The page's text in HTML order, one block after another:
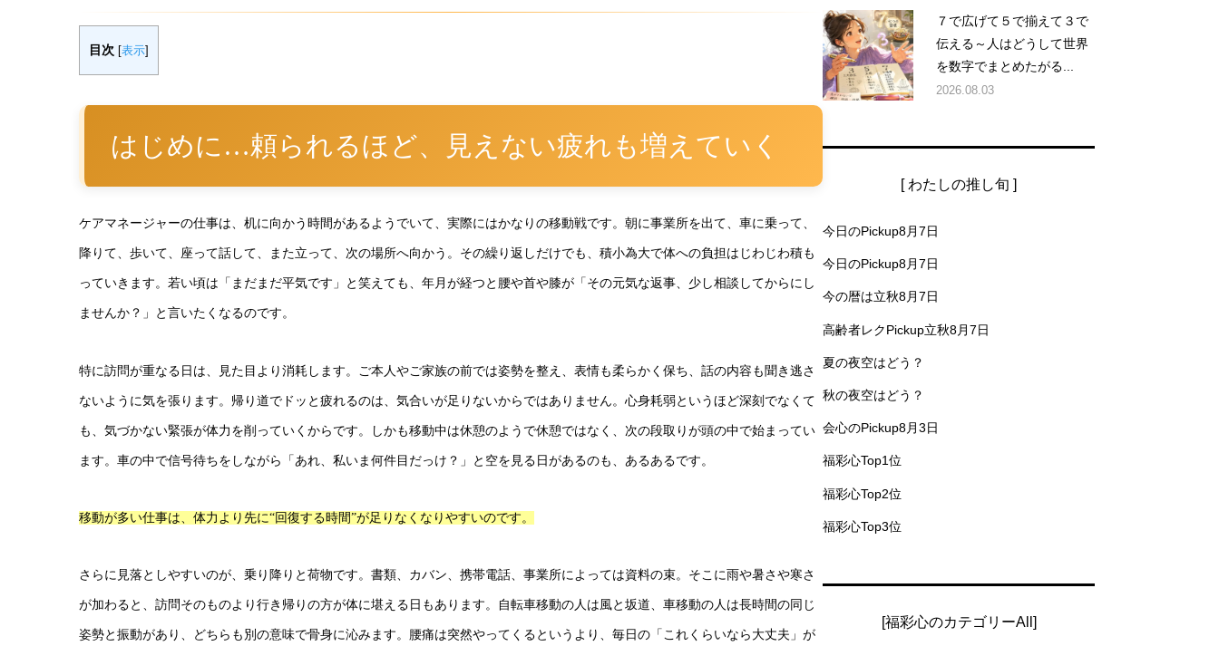
目次 表示
はじめに…頼られるほど、見えない疲れも増えていく
ケアマネージャーの仕事は、机に向かう時間があるようでいて、実際にはかなりの移動戦です。朝に事業所を出て、車に乗って、
降りて、歩いて、座って話して、また立って、次の場所へ向かう。その繰り返しだけでも、積小為大で体への負担はじわじわ積も
っていきます。若い頃は「まだまだ平気です」と笑えても、年月が経つと腰や首や膝が「その元気な返事、少し相談してからにし
ませんか？」と言いたくなるのです。
特に訪問が重なる日は、見た目より消耗します。ご本人やご家族の前では姿勢を整え、表情も柔らかく保ち、話の内容も聞き逃さ
ないように気を張ります。帰り道でドッと疲れるのは、気合いが足りないからではありません。心身耗弱というほど深刻でなくて
も、気づかない緊張が体力を削っていくからです。しかも移動中は休憩のようで休憩ではなく、次の段取りが頭の中で始まってい
ます。車の中で信号待ちをしながら「あれ、私いま何件目だっけ？」と空を見る日があるのも、あるあるです。
移動が多い仕事は、体力より先に“回復する時間”が足りなくなりやすいのです。
さらに見落としやすいのが、乗り降りと荷物です。書類、カバン、携帯電話、事業所によっては資料の束。そこに雨や暑さや寒さ
が加わると、訪問そのものより行き帰りの方が体に堪える日もあります。自転車移動の人は風と坂道、車移動の人は長時間の同じ
姿勢と振動があり、どちらも別の意味で骨身に沁みます。腰痛は突然やってくるというより、毎日の「これくらいなら大丈夫」が
７で広げて５で揃えて３で
伝える～人はどうして世界
を数字でまとめたがる...
2026.08.03
[ わたしの推し旬 ]
今日のPickup8月7日
今日のPickup8月7日
今の暦は立秋8月7日
高齢者レクPickup立秋8月7日
夏の夜空はどう？
秋の夜空はどう？
会心のPickup8月3日
福彩心Top1位
福彩心Top2位
福彩心Top3位
[福彩心のカテゴリーAll]